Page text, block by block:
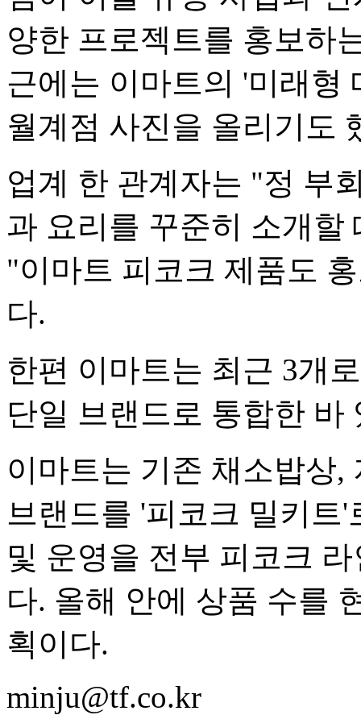
양한 프로젝트를 홍보하
근에는 이마트의 '미래형
월계점 사진을 올리기도
업계 한 관계자는 "정 부
과 요리를 꾸준히 소개
"이마트 피코크 제품도
다.
한편 이마트는 최근 3개
단일 브랜드로 통합한 바
이마트는 기존 채소밥상,
브랜드를 '피코크 밀키트
및 운영을 전부 피코크
다. 올해 안에 상품 수를
획이다.
minju@tf.co.kr